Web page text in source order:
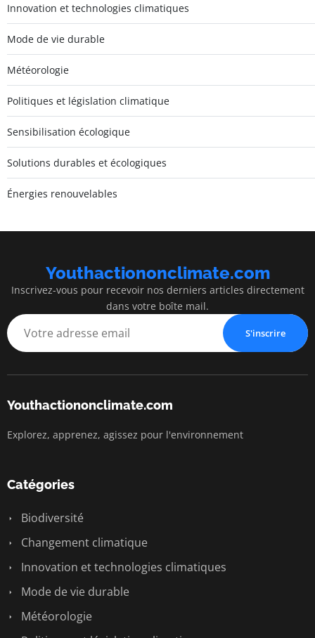
Innovation et technologies climatiques
Mode de vie durable
Météorologie
Politiques et législation climatique
Sensibilisation écologique
Solutions durables et écologiques
Énergies renouvelables
Youthactiononclimate.com
Inscrivez-vous pour recevoir nos derniers articles directement
dans votre boîte mail.
S'inscrire
Youthactiononclimate.com
Explorez, apprenez, agissez pour l'environnement
Catégories
Biodiversité
Changement climatique
Innovation et technologies climatiques
Mode de vie durable
Météorologie